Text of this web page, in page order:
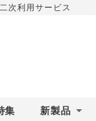
二次利用サービス
集 新製品